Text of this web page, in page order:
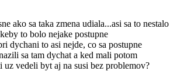
ako sa taka zmena udiala...asi sa to nestalo
to bolo nejake postupne
dychani to asi nejde, co sa postupne
sa tam dychat a ked mali potom
uz vedeli byt aj na susi bez problemov?